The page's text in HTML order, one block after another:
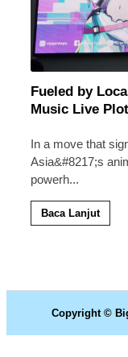
Fueled by
Music Live
In a move that
Asia&#8217;s
powerh...
Baca Lanjut
Copyright ©